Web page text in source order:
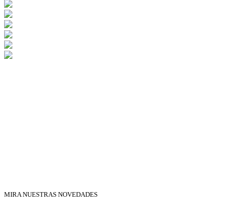
MIRA NUESTRAS NOVEDADES